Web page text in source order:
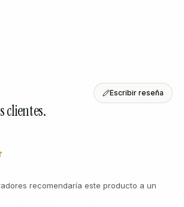
clientes.
Escribir reseña
recomendaría este producto a un